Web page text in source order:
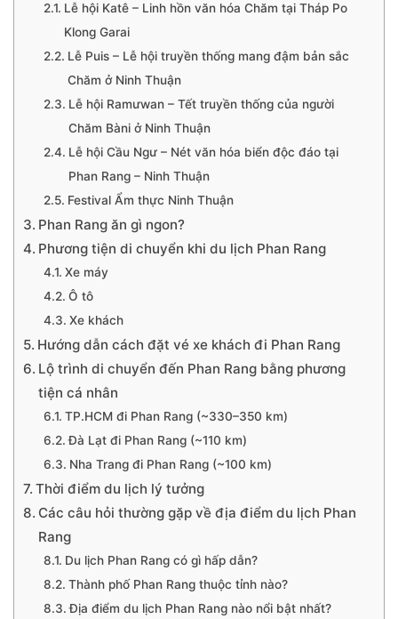
Lễ hội Katê – Linh hồn văn hóa Chăm tại Tháp Po
Klong Garai
Lễ Puis – Lễ hội truyền thống mang đậm bản sắc
Chăm ở Ninh Thuận
Lễ hội Ramưwan – Tết truyền thống của người
Chăm Bàni ở Ninh Thuận
Lễ hội Cầu Ngư – Nét văn hóa biển độc đáo tại
Phan Rang – Ninh Thuận
Festival Ẩm thực Ninh Thuận
Phan Rang ăn gì ngon?
Phương tiện di chuyển khi du lịch Phan Rang
Xe máy
Ô tô
Xe khách
Hướng dẫn cách đặt vé xe khách đi Phan Rang
Lộ trình di chuyển đến Phan Rang bằng phương
tiện cá nhân
TP.HCM đi Phan Rang (~330–350 km)
Đà Lạt đi Phan Rang (~110 km)
Nha Trang đi Phan Rang (~100 km)
Thời điểm du lịch lý tưởng
Các câu hỏi thường gặp về địa điểm du lịch Phan
Rang
Du lịch Phan Rang có gì hấp dẫn?
Thành phố Phan Rang thuộc tỉnh nào?
Địa điểm du lịch Phan Rang nào nổi bật nhất?